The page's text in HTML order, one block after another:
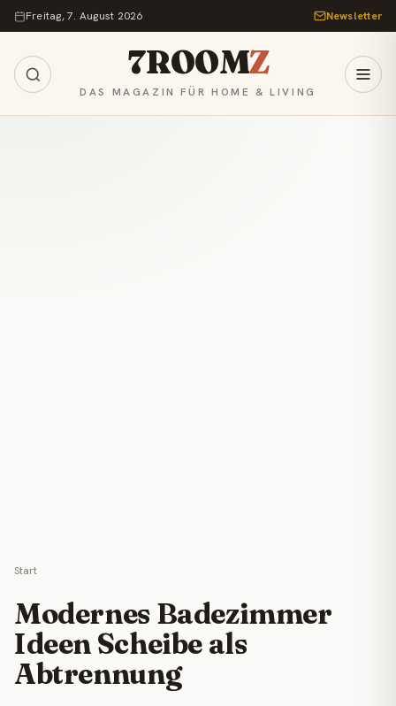
Zum Inhalt springen
Freitag, 7. August 2026 Newsletter
7ROOMZ
DAS MAGAZIN FÜR HOME & LIVING
Start
Modernes Badezimmer
Ideen Scheibe als
Abtrennung